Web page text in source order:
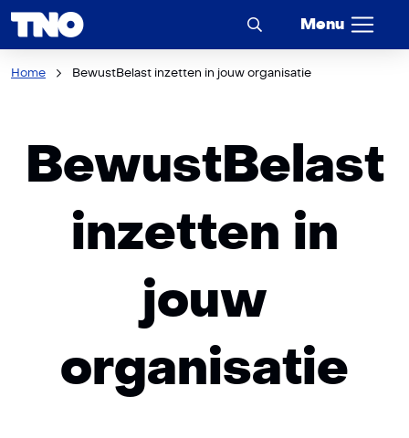
Menu
Home BewustBelast inzetten in jouw organisatie
BewustBelast
inzetten in
jouw
organisatie